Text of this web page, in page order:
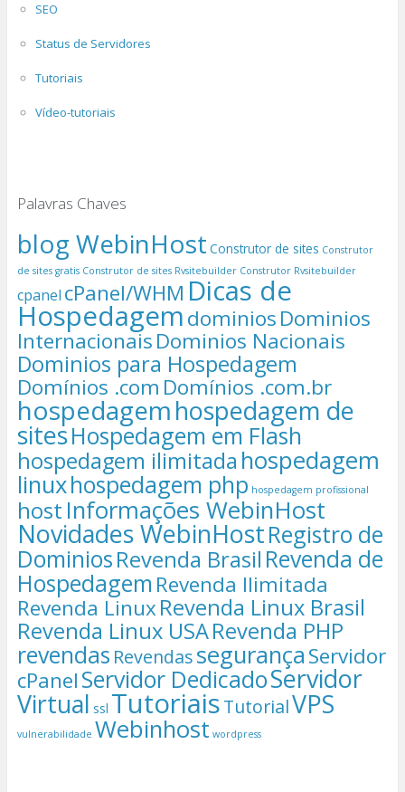
SEO
Status de Servidores
Tutoriais
Vídeo-tutoriais
Palavras Chaves
blog WebinHost Construtor de sites Construtor
de sites gratis Construtor de sites Rvsitebuilder Construtor Rvsitebuilder
cpanel cPanel/WHM Dicas de
HospedagemdominiosDominios
InternacionaisDominios Nacionais
Dominios para Hospedagem
Domínios .com Domínios .com.br
hospedagemhospedagem de
sitesHospedagem em Flash
hospedagem ilimitada hospedagem
linuxhospedagem php hospedagem profissional
host Informações WebinHost
Novidades WebinHostRegistro de
DominiosRevenda Brasil Revenda de
Hospedagem Revenda Ilimitada
Revenda LinuxRevenda Linux Brasil
Revenda Linux USARevenda PHP
revendas RevendassegurançaServidor
cPanelServidor DedicadoServidor
Virtual ssl TutoriaisTutorialVPS
vulnerabilidade Webinhost wordpress